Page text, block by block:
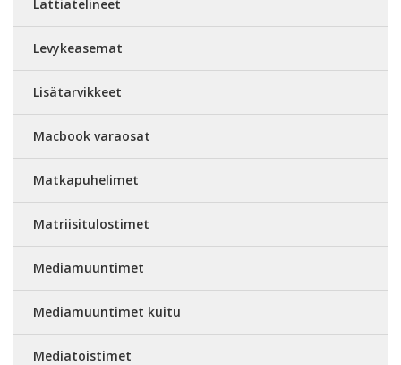
Lattiatelineet
Levykeasemat
Lisätarvikkeet
Macbook varaosat
Matkapuhelimet
Matriisitulostimet
Mediamuuntimet
Mediamuuntimet kuitu
Mediatoistimet